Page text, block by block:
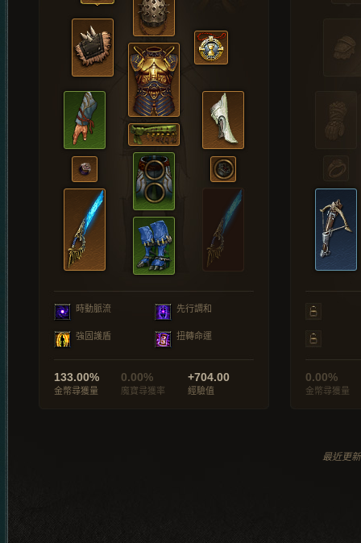
時動脈流 先行調和
強固護盾 扭轉命運
133.00%
金幣尋獲量
0.00%
魔寶尋獲率
+704.00
經驗值
0.00%
金幣尋獲量
最近更